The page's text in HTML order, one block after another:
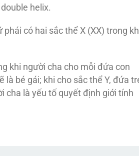
helix.
có hai sắc thể X (XX) trong
khi người cha cho mỗi đứa con
là bé gái; khi cho sắc thể Y, đứa
cha là yếu tố quyết định giới tính